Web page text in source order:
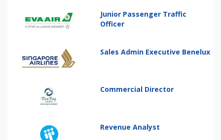
Junior Passenger Traffic
Officer
Sales Admin Executive Benelux
Commercial Director
Revenue Analyst